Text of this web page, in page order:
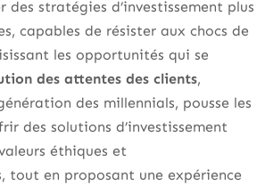
des stratégies d’investissement plus
capables de résister aux chocs de
les opportunités qui se
des attentes des clients,
des millennials, pousse les
des solutions d’investissement
éthiques et
tout en proposant une expérience